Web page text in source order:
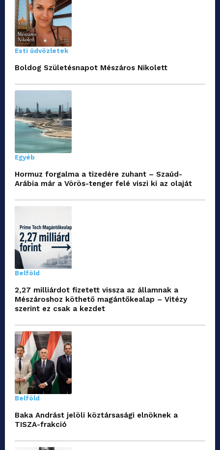
Esti üdvözletek
Boldog Születésnapot Mészáros Nikolett
Egyéb
Hormuz forgalma a tizedére zuhant – Szaúd-
Arábia már a Vörös-tenger felé viszi ki az olaját
Belföld
2,27 milliárdot fizetett vissza az államnak a
Mészároshoz köthető magántőkealap – Vitézy
szerint ez csak a kezdet
Belföld
Baka Andrást jelöli köztársasági elnöknek a
TISZA-frakció